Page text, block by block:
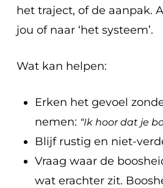
het traject, of de aanpak.
jou of naar ‘het systeem’.
Wat kan helpen:
Erken het gevoel
nemen: “Ik hoor dat je
Blijf rustig en niet-
Vraag waar de
wat erachter zit.